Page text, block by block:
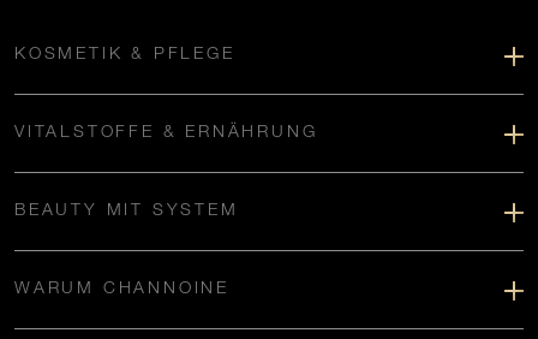
KOSMETIK & PFLEGE
VITALSTOFFE & ERNÄHRUNG
BEAUTY MIT SYSTEM
WARUM CHANNOINE